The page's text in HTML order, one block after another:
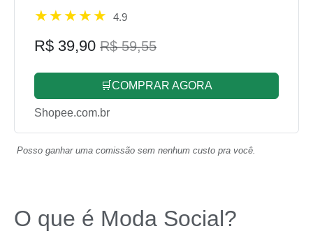
4.9
R$ 39,90 R$ 59,55
🛒COMPRAR AGORA
Shopee.com.br
Posso ganhar uma comissão sem nenhum custo pra você.
O que é Moda Social?